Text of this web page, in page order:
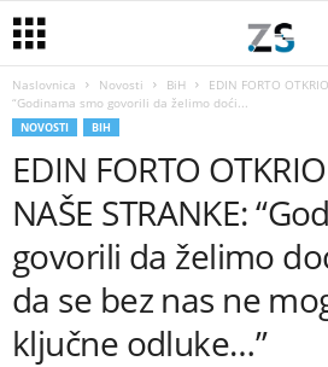
Naslovnica Novosti BiH
EDIN FORTO
“Godinama smo govorili da želimo doći...
NOVOSTI BIH
EDIN FORTO
NAŠE STRANKE:
govorili da želimo
da se bez nas ne
ključne odluke…”